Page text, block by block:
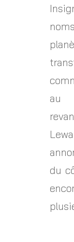
au
du